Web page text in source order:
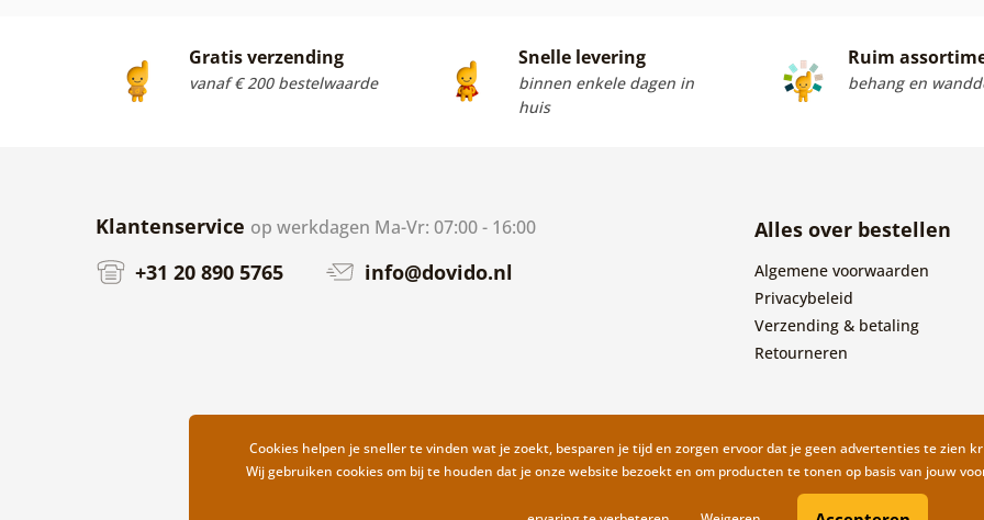
Gratis verzending
vanaf € 200 bestelwaarde
Snelle levering
binnen enkele dagen in
huis
Ruim
behang en
Klantenservice op werkdagen Ma-Vr: 07:00 - 16:00
+31 20 890 5765 info@dovido.nl
Alles over bestellen
Algemene voorwaarden
Privacybeleid
Verzending & betaling
Retourneren
Cookies helpen je sneller te vinden wat je zoekt, besparen je tijd en zorgen ervoor dat je geen advertenties te zien
Wij gebruiken cookies om bij te houden dat je onze website bezoekt en om producten te tonen op basis van jouw